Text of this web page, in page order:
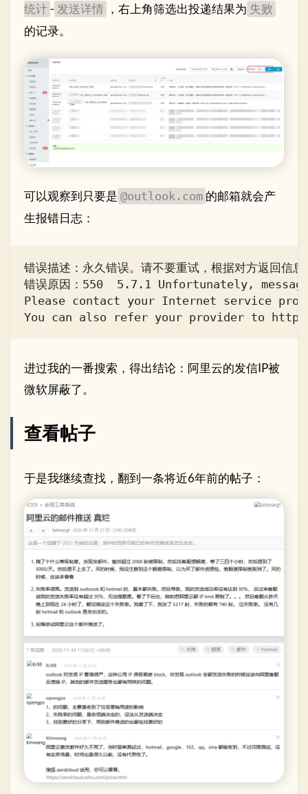
统计 - 发送详情 ，右上角筛选出投递结果为 失败
的记录。
可以观察到只要是 @outlook.com 的邮箱就会产
生报错日志：
错误描述：永久错误。请不要重试，根据对方返回信
错误原因：550  5.7.1 Unfortunately,
Please contact your Internet service
进过我的一番搜索，得出结论：阿里云的发信IP被
微软屏蔽了。
查看帖子
于是我继续查找，翻到一条将近6年前的帖子：